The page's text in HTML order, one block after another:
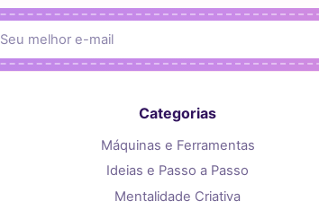
Categorias
Máquinas e Ferramentas
Ideias e Passo a Passo
Mentalidade Criativa